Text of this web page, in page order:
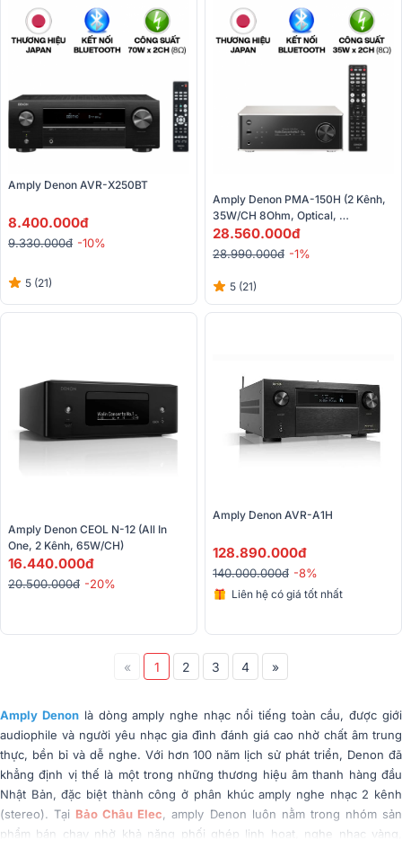
Amply Denon AVR-X250BT
8.400.000đ
9.330.000đ -10%
5 (21)
Amply Denon PMA-150H (2 Kênh,
35W/CH 8Ohm, Optical,
BLuetooth, Heos, Airplay 2)
28.560.000đ
28.990.000đ -1%
5 (21)
Amply Denon CEOL N-12 (All In
One, 2 Kênh, 65W/CH)
16.440.000đ
20.500.000đ -20%
Amply Denon AVR-A1H
128.890.000đ
140.000.000đ -8%
Liên hệ có giá tốt nhất
« 1 2 3 4 »
Amply Denonlà dòng amply nghe nhạc nổi tiếng toàn cầu, được giới
audiophile và người yêu nhạc gia đình đánh giá cao nhờ chất âm trung
thực, bền bỉ và dễ nghe. Với hơn 100 năm lịch sử phát triển, Denon đã
khẳng định vị thế là một trong những thương hiệu âm thanh hàng đầu
Nhật Bản, đặc biệt thành công ở phân khúc amply nghe nhạc 2 kênh
(stereo). Tại Bảo Châu Elec, amply Denon luôn nằm trong nhóm sản
phẩm bán chạy nhờ khả năng phối ghép linh hoạt, nghe nhạc vàng,